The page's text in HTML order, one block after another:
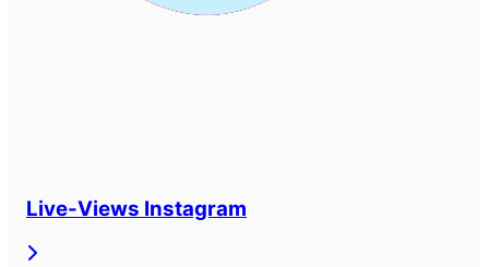
Live-Views Instagram